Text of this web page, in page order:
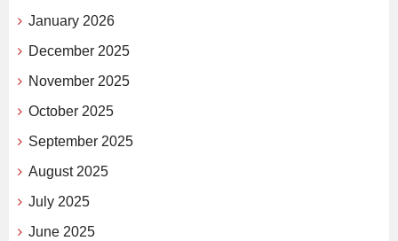
January 2026
December 2025
November 2025
October 2025
September 2025
August 2025
July 2025
June 2025